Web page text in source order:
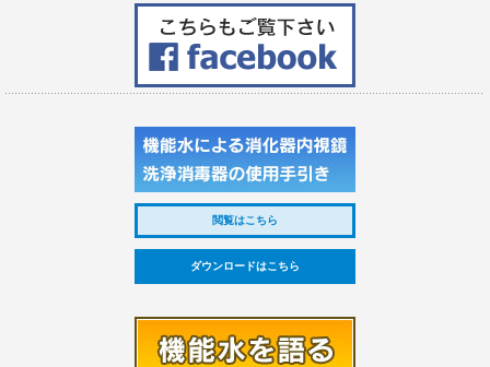
閲覧はこちら
ダウンロードはこちら